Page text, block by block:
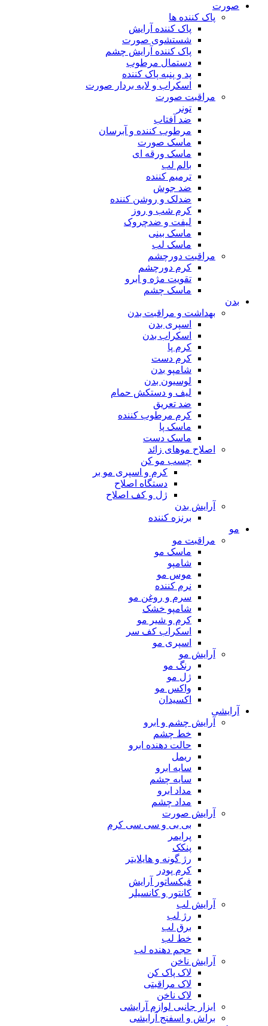
صورت
پاک کننده ها
پاک کننده آرایش
شستشوی صورت
پاک کننده آرایش چشم
دستمال مرطوب
پد و پنبه پاک کننده
اسکراب و لایه بردار صورت
مراقبت صورت
تونر
ضد آفتاب
مرطوب کننده و آبرسان
ماسک صورت
ماسک ورقه ای
بالم لب
ترمیم کننده
ضد جوش
ضدلک و روشن کننده
کرم شب و روز
لیفت و ضدچروک
ماسک بینی
ماسک لب
مراقبت دورچشم
کرم دورچشم
تقویت مژه و ابرو
ماسک چشم
بدن
بهداشت و مراقبت بدن
اسپری بدن
اسکراب بدن
کرم پا
کرم دست
شامپو بدن
لوسیون بدن
لیف و دستکش حمام
ضد تعریق
کرم مرطوب کننده
ماسک پا
ماسک دست
اصلاح موهای زائد
چسب مو کن
کرم و اسپری مو بر
دستگاه اصلاح
ژل و کف اصلاح
آرایش بدن
برنزه کننده
مو
مراقبت مو
ماسک مو
شامپو
موس مو
نرم کننده
سرم و روغن مو
شامپو خشک
کرم و شیر مو
اسکراب کف سر
اسپری مو
آرایش مو
رنگ مو
ژل مو
واکس مو
اکسیدان
آرایشی
آرایش چشم و ابرو
خط چشم
حالت دهنده ابرو
ریمل
سایه ابرو
سایه چشم
مداد ابرو
مداد چشم
آرایش صورت
بی بی و سی سی کرم
پرایمر
پنکک
رژ گونه و هایلایتر
کرم پودر
فیکساتور آرایش
کانتور و کانسیلر
آرایش لب
رژ لب
برق لب
خط لب
حجم دهنده لب
آرایش ناخن
لاک پاک کن
لاک مراقبتی
لاک ناخن
ابزار جانبی لوازم آرایشی
براش و اسفنج آرایشی